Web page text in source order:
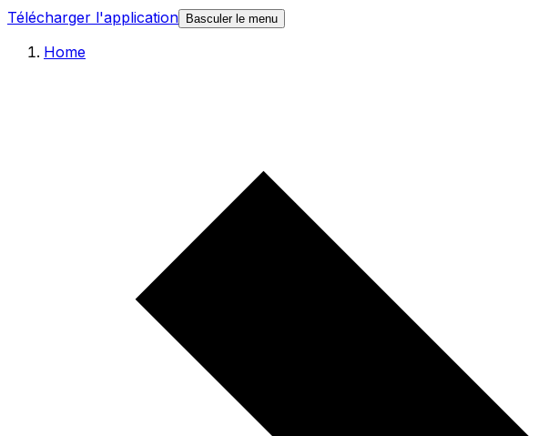
Télécharger l'application Basculer le menu
Home